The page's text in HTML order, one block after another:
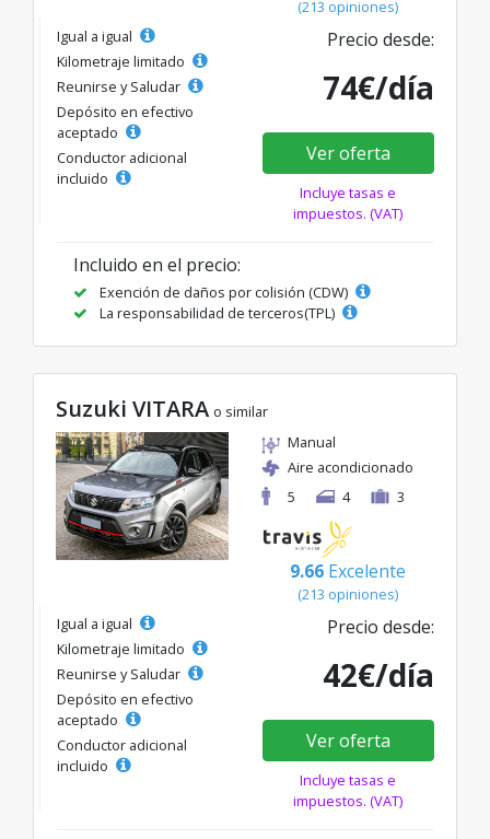
(213 opiniones)
Igual a igual
Kilometraje limitado
Reunirse y Saludar
Depósito en efectivo
aceptado
Conductor adicional
incluido
Precio desde:
74€/día
Ver oferta
Incluye tasas e
impuestos. (VAT)
Incluido en el precio:
Exención de daños por colisión (CDW)
La responsabilidad de terceros(TPL)
Suzuki VITARA o similar
Manual
Aire acondicionado
5
4 3
9.66 Excelente
(213 opiniones)
Igual a igual
Kilometraje limitado
Reunirse y Saludar
Depósito en efectivo
aceptado
Conductor adicional
incluido
Precio desde:
42€/día
Ver oferta
Incluye tasas e
impuestos. (VAT)